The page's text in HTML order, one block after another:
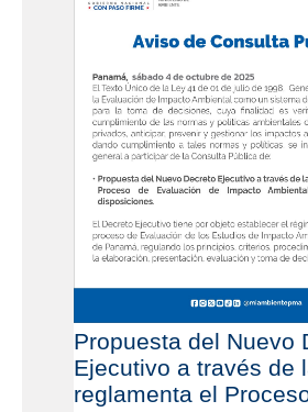
Propuesta del Nuevo
Ejecutivo a través de
reglamenta el